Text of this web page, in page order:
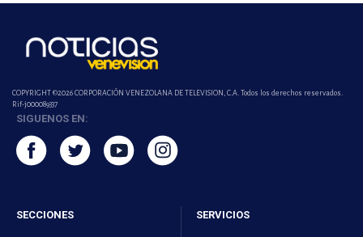
COPYRIGHT ©2026 CORPORACIÓN VENEZOLANA DE TELEVISION, C.A. Todos los derechos reservados.
Rif-j000089337
SIGUENOS EN:
SECCIONES SERVICIOS